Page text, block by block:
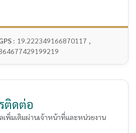
: 19.222349166870117 ,
ติดต่อ
พิ่มเติมผ่านเจ้าหน้าที่และหน่วยงาน